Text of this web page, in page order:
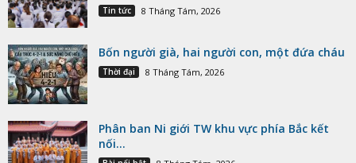
Tin tức 8 Tháng Tám, 2026
Bốn người già, hai người con, một đứa cháu
Thời đại 8 Tháng Tám, 2026
Phân ban Ni giới TW khu vực phía Bắc kết
nối...